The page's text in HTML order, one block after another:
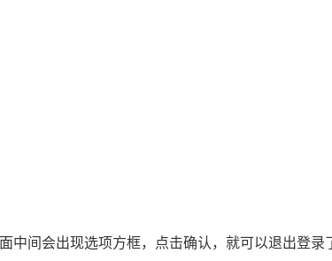
中间会出现选项方框，点击确认，就可以退出登录